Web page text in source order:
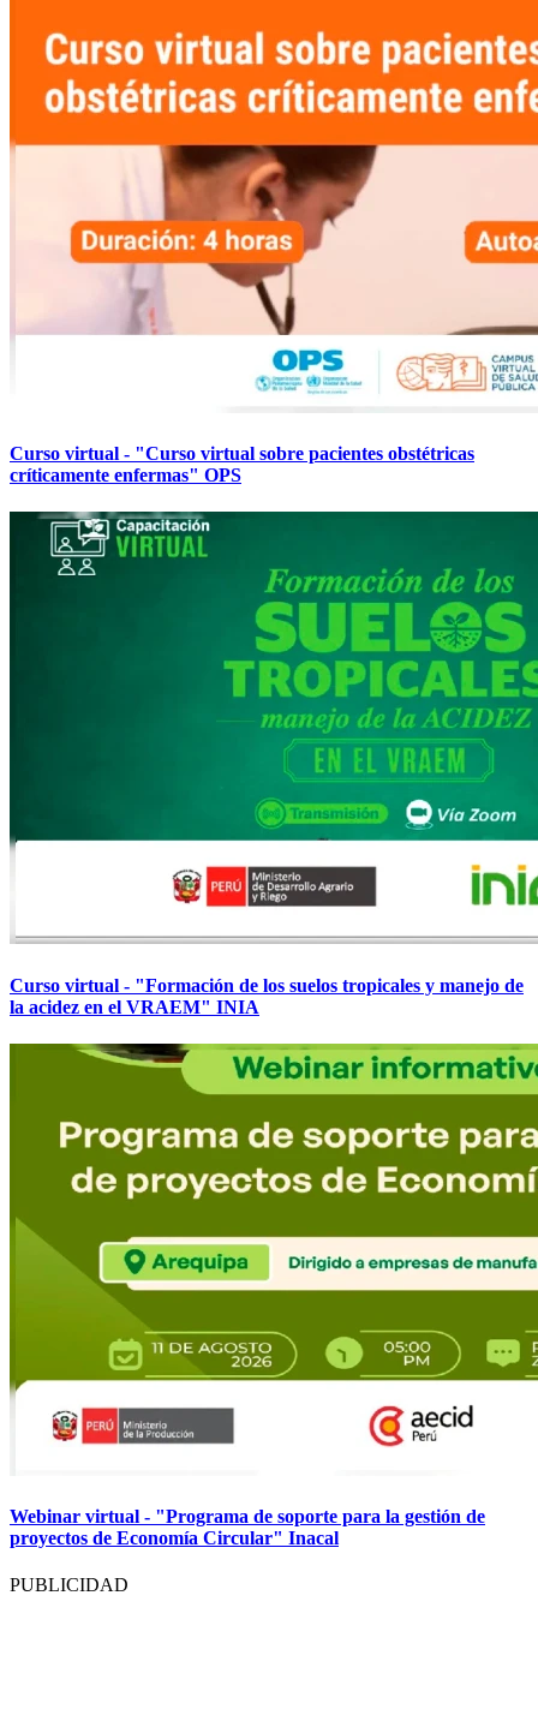
Curso virtual - "Curso virtual sobre pacientes obstétricas
críticamente enfermas" OPS
Curso virtual - "Formación de los suelos tropicales y manejo de
la acidez en el VRAEM" INIA
Webinar virtual - "Programa de soporte para la gestión de
proyectos de Economía Circular" Inacal
PUBLICIDAD